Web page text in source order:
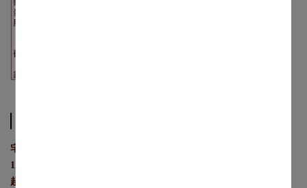
宅配：新竹貨運/單筆訂單滿1500元享免運費，未達1500元酌收運費
120元
超商取貨：單筆訂單滿1500元免運費，未達1500元酌收運費80元